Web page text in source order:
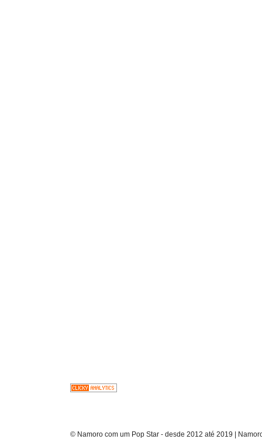
© Namoro com um Pop Star - desde 2012 até 2019 |